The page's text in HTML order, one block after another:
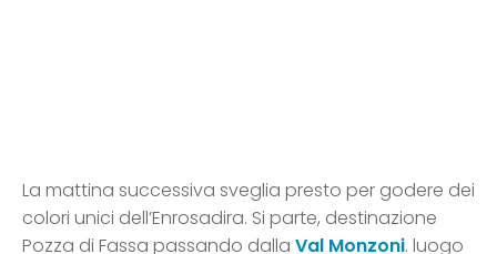
La mattina successiva sveglia presto per godere dei
colori unici dell’Enrosadira. Si parte, destinazione
Pozza di Fassa passando dalla Val Monzoni. luogo